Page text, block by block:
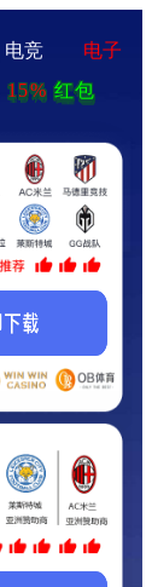
电竞
电子
15% 红包